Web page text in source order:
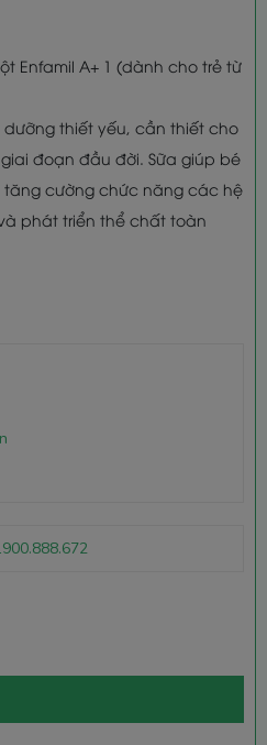
Enfamil A+ 1 (dành cho trẻ từ
thiết yếu, cần thiết cho
đoạn đầu đời. Sữa giúp bé
tăng cường chức năng các hệ
phát triển thể chất toàn